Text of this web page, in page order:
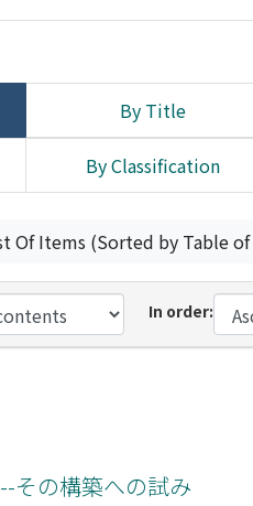
By Title
By Classification
Of Items (Sorted by Table
In order:
その構築への試み